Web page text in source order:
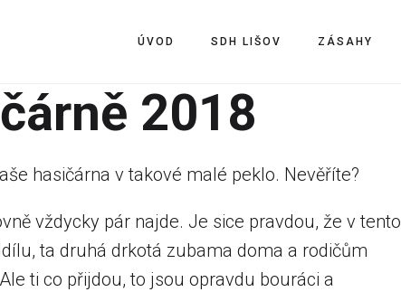
ÚVOD SDH LIŠOV ZÁSAHY
2018
hasičárna v takové malé peklo. Nevěříte?
vždycky pár najde. Je sice pravdou, že v tento
ta druhá drkotá zubama doma a rodičům
ti co přijdou, to jsou opravdu bouráci a